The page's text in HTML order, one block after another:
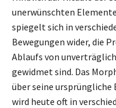
unerwünschten
spiegelt sich in
Bewegungen wider, die
Ablaufs von
gewidmet sind. Das
über seine
wird heute oft in